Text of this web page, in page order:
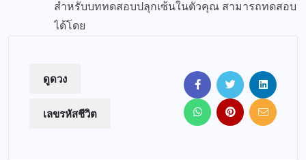
สำหรับบททดสอบปลุกเซ้นในตัวคุณ สามารถทดสอบ
ได้โดย
ดูดวง
เลขรหัสชีวิต